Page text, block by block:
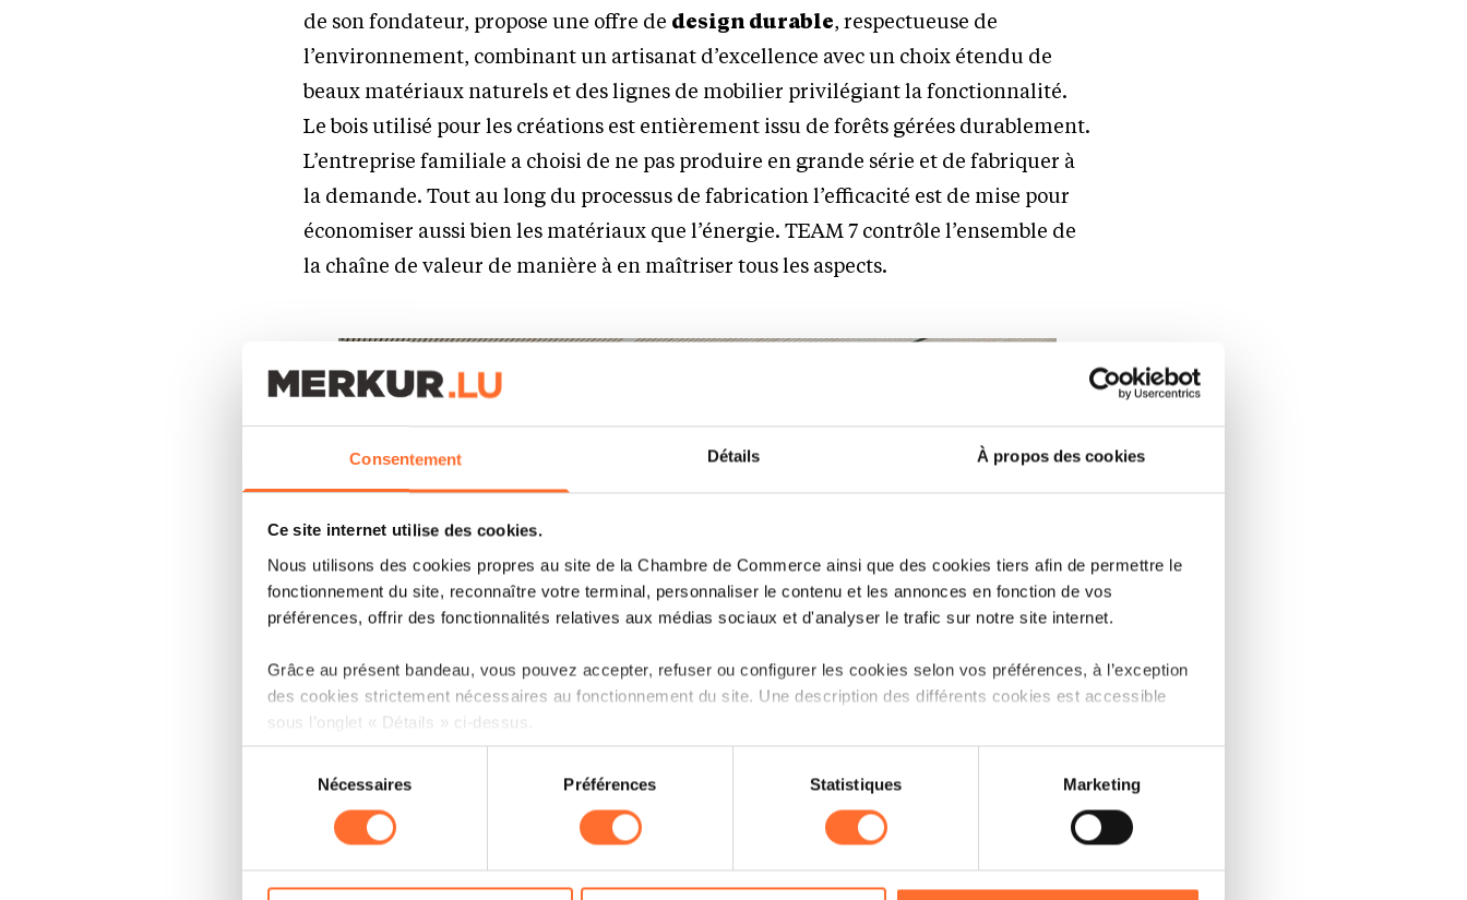
Consentement Détails À propos des cookies
Ce site internet utilise des cookies.
Nous utilisons des cookies propres au site de la Chambre de Commerce ainsi que des cookies tiers afin de permettre le
fonctionnement du site, reconnaître votre terminal, personnaliser le contenu et les annonces en fonction de vos
préférences, offrir des fonctionnalités relatives aux médias sociaux et d'analyser le trafic sur notre site internet.
Grâce au présent bandeau, vous pouvez accepter, refuser ou configurer les cookies selon vos préférences, à l’exception
des cookies strictement nécessaires au fonctionnement du site. Une description des différents cookies est accessible
sous l’onglet « Détails » ci-dessus.
Il est précisé que la navigation sur le site et certaines fonctionnalités (ex : lecture de vidéos, partage sur les réseaux
sociaux, sauvegarde des préférences de lecture vidéo, personnalisation de l’affichage du site) peuvent être affectées en
cas de refus de tous les cookies ou des cookies non nécessaires.
consentement
Nécessaires Préférences Statistiques Marketing
de son fondateur, propose une offre de design durable, respectueuse de
l’environnement, combinant un artisanat d’excellence avec un choix étendu de
beaux matériaux naturels et des lignes de mobilier privilégiant la fonctionnalité.
Le bois utilisé pour les créations est entièrement issu de forêts gérées durablement.
L’entreprise familiale a choisi de ne pas produire en grande série et de fabriquer à
la demande. Tout au long du processus de fabrication l’efficacité est de mise pour
économiser aussi bien les matériaux que l’énergie. TEAM 7 contrôle l’ensemble de
la chaîne de valeur de manière à en maîtriser tous les aspects.